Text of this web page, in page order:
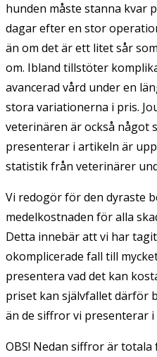
hunden måste stanna kvar
dagar efter en stor
än om det är ett litet sår
om. Ibland tillstöter
avancerad vård under en
stora variationerna i pris.
veterinären är också något
presenterar i artikeln är
statistik från veterinärer
Vi redogör för den dyraste
medelkostnaden för alla
Detta innebär att vi har
okomplicerade fall till
presentera vad det kan
priset kan självfallet därför
än de siffror vi presenterar i
OBS! Nedan siffror är